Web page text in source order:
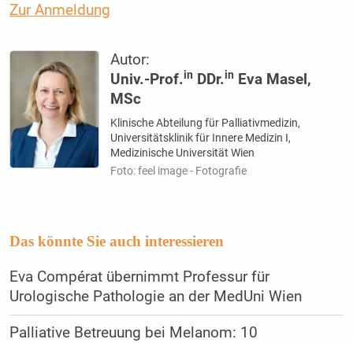
Zur Anmeldung
Autor:
Univ.-Prof.in DDr.in
Eva Masel,
MSc
Klinische Abteilung für Palliativmedizin,
Universitätsklinik für Innere Medizin I,
Medizinische Universität Wien
Foto: feel image - Fotografie
Das könnte Sie auch interessieren
Eva Compérat übernimmt Professur für
Urologische Pathologie an der MedUni Wien
Palliative Betreuung bei Melanom: 10